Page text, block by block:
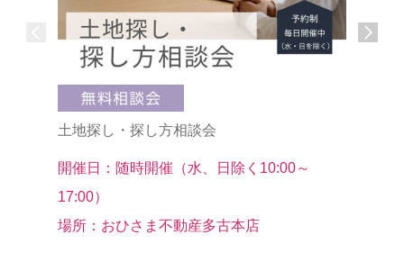
土地探し・探し方相談会
開催日：随時開催（水、日除く10:00～
17:00）
場所：おひさま不動産多古本店